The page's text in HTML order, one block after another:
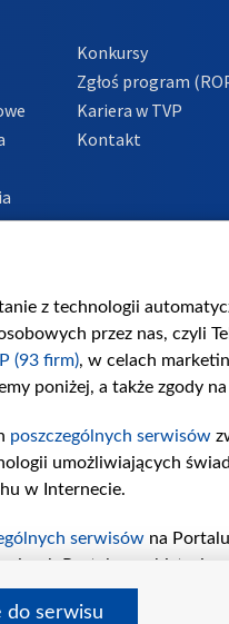
Konkursy
Zgłoś program
Kariera w TVP
Kontakt
z technologii
przez nas, czyli
(93 firm), w celach
poniżej, a także zgody
poszczególnych serwisów
umożliwiających
w Internecie.
serwisów na
Portalu czy historia
i funkcji:
reklam, tworzenia
do serwisu